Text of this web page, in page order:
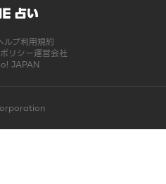
ルプ利用規約
リシー運営会社
JAPAN
ました | LINE占い